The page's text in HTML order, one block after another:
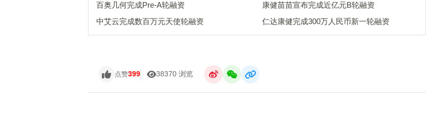
百奥几何完成Pre-A轮融资
康健苗苗宣布完成近亿元B轮融资
中艾云完成数百万元天使轮融资
仁达康健完成300万人民币新一轮融资
点赞399 38370 浏览